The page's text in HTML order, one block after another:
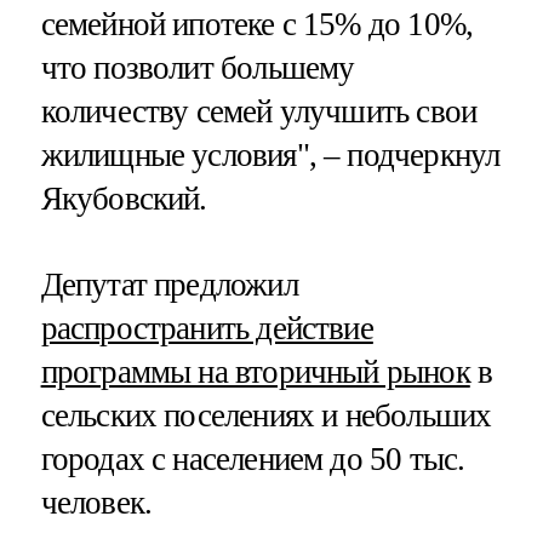
семейной ипотеке с 15% до 10%,
что позволит большему
количеству семей улучшить свои
жилищные условия", – подчеркнул
Якубовский.
Депутат предложил
распространить действие
программы на вторичный рынокв
сельских поселениях и небольших
городах с населением до 50 тыс.
человек.